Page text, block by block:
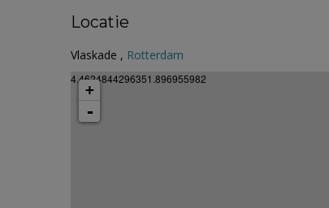
Locatie
Vlaskade , Rotterdam
4.4624844296351.896955982
+
-